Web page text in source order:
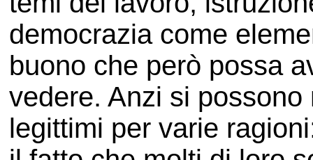
democrazia come
buono che però possa
vedere. Anzi si
legittimi per varie